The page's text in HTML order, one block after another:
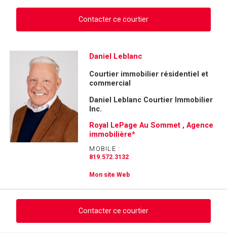
Contacter ce courtier
Demander des infos sur cette inscription
Prénom
Courriel
Téléphone
(Optionnel)
Daniel Leblanc
Courtier immobilier résidentiel et
commercial
Daniel Leblanc Courtier Immobilier
Inc.
Royal LePage Au Sommet , Agence
immobilière*
MOBILE :
819.572.3132
Mon site Web
Contacter ce courtier